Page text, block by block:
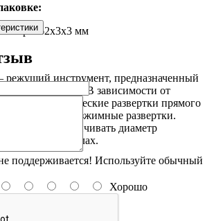
62x3x3 мм
режущий инструмент, предназначенный
отверстий. В зависимости от
цилиндрические развертки прямого
а также разжимные развертки.
увеличивать диаметр
пределах.
поддерживается! Используйте обычный
Хорошо